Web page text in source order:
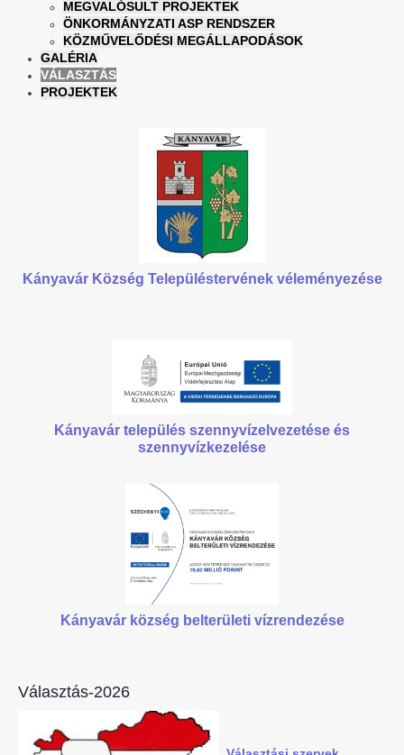
MEGVALÓSULT PROJEKTEK
ÖNKORMÁNYZATI ASP RENDSZER
KÖZMŰVELŐDÉSI MEGÁLLAPODÁSOK
GALÉRIA
VÁLASZTÁS
PROJEKTEK
Kányavár Község Településtervének véleményezése
Kányavár település szennyvízelvezetése és
szennyvízkezelése
Kányavár község belterületi vízrendezése
Választás-2026